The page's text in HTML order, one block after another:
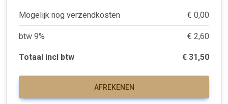
Mogelijk nog verzendkosten € 0,00
btw 9% € 2,60
Totaal incl btw € 31,50
AFREKENEN